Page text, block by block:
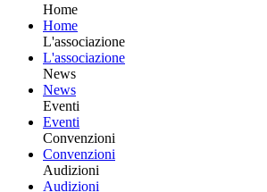
Home
Home
L'associazione
L'associazione
News
News
Eventi
Eventi
Convenzioni
Convenzioni
Audizioni
Audizioni